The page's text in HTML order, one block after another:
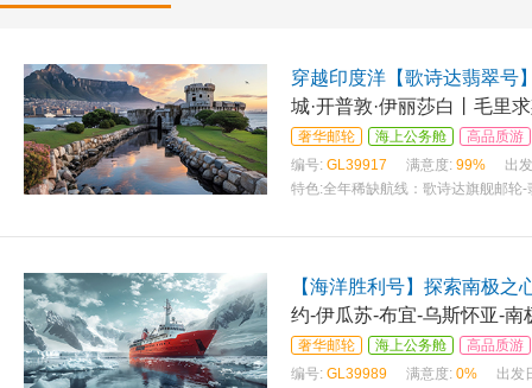
穿越印度洋【歌诗达翡翠号
城·开普敦·伊丽莎白丨毛里
比）
奢华邮轮 海上公务舱
高品质游
编号: GL39917 满意度: 99%
出
特色:全年稀缺航线：歌诗达旗舰邮轮
【海洋胜利号】探索南极之
约-伊瓜苏-布宜-乌斯怀亚-南
奢华邮轮 海上公务舱
高品质游
编号: GL39989 满意度: 0%
出发